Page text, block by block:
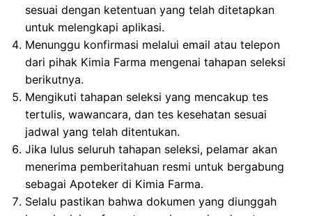
sesuai dengan ketentuan yang telah ditetapkan
untuk melengkapi aplikasi.
Menunggu konfirmasi melalui email atau telepon
dari pihak Kimia Farma mengenai tahapan seleksi
berikutnya.
Mengikuti tahapan seleksi yang mencakup tes
tertulis, wawancara, dan tes kesehatan sesuai
jadwal yang telah ditentukan.
Jika lulus seluruh tahapan seleksi, pelamar akan
menerima pemberitahuan resmi untuk bergabung
sebagai Apoteker di Kimia Farma.
Selalu pastikan bahwa dokumen yang diunggah